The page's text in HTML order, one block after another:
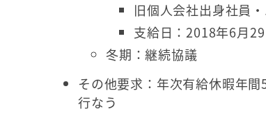
旧個人会社出身社員
支給日：2018年6月29
冬期：継続協議
その他要求：年次有給休暇年
行なう